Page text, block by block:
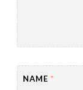
NAME *